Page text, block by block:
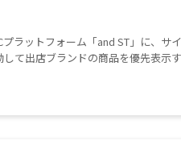
ラットフォーム「and ST」に、サ
て出店ブランドの商品を優先表示